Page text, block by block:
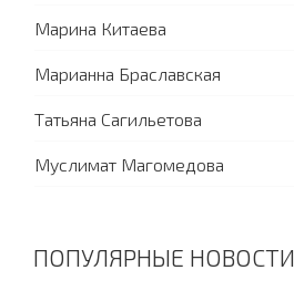
Марина Китаева
Марианна Браславская
Татьяна Сагильетова
Муслимат Магомедова
ПОПУЛЯРНЫЕ НОВОСТИ